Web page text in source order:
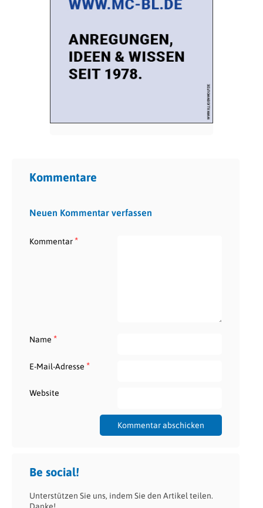
Kommentare
Neuen Kommentar verfassen
Kommentar*
Name *
E-Mail-Adresse *
Website
Be social!
Unterstützen Sie uns, indem Sie den Artikel teilen.